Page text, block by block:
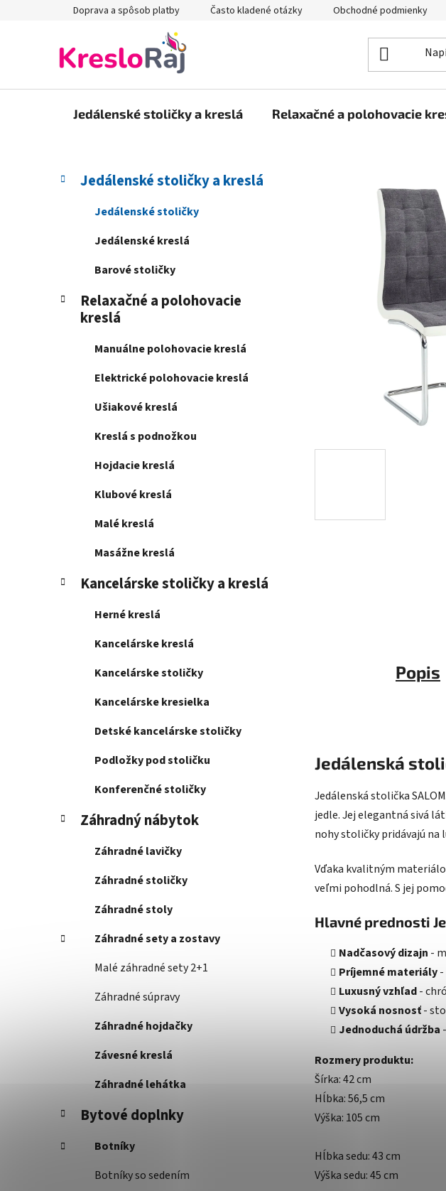
Doprava a spôsob platby Často kladené otázky Obchodné podmienky
Jedálenské stoličky a kreslá Relaxačné a polohovacie
B
n
Preskočiť
kategórie
K
a
e
Jedálenské stoličky a kreslá
Jedálenské stoličky
Jedálenské kreslá
Barové stoličky
Relaxačné a polohovacie
kreslá
Manuálne polohovacie kreslá
Elektrické polohovacie kreslá
Ušiakové kreslá
Kreslá s podnožkou
Hojdacie kreslá
Klubové kreslá
Malé kreslá
Masážne kreslá
Kancelárske stoličky a kreslá
Herné kreslá
Kancelárske kreslá
Kancelárske stoličky
Kancelárske kresielka
Detské kancelárske stoličky
Podložky pod stoličku
Konferenčné stoličky
Záhradný nábytok
Záhradné lavičky
Záhradné stoličky
Záhradné stoly
Záhradné sety a zostavy
Malé záhradné sety 2+1
Záhradné súpravy
Záhradné hojdačky
Závesné kreslá
Záhradné lehátka
Bytové doplnky
Botníky
Botníky so sedením
Popis
Jedálenská
Jedálenská stolička
jedle. Jej elegantná sivá
nohy stoličky pridávajú na
Vďaka kvalitným
veľmi pohodlná. S jej
Hlavné prednosti
Nadčasový dizajn -
Príjemné materiály
Luxusný vzhľad-
Vysoká nosnosť-
Jednoduchá údržba
Rozmery produktu:
Šírka: 42 cm
Hĺbka: 56,5 cm
Výška: 105 cm
Hĺbka sedu: 43 cm
Výška sedu: 45 cm